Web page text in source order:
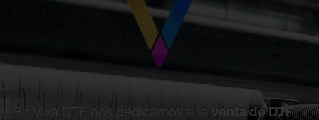
En Viva DTF nos dedicamos a la
venta de DTF